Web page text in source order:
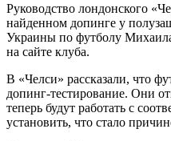
Руководство лондонского
найденном допинге у
Украины по футболу
на сайте клуба.
В «Челси» рассказали, что
допинг-тестирование. Они
теперь будут работать с
установить, что стало